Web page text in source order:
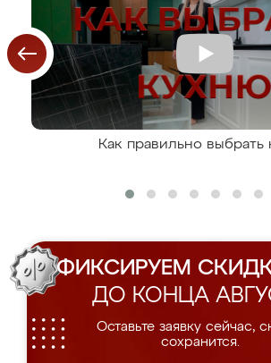
Как правильно выбрать
ФИКСИРУЕМ
ДО КОНЦА
Оставьте заявку сейчас,
сохранится.